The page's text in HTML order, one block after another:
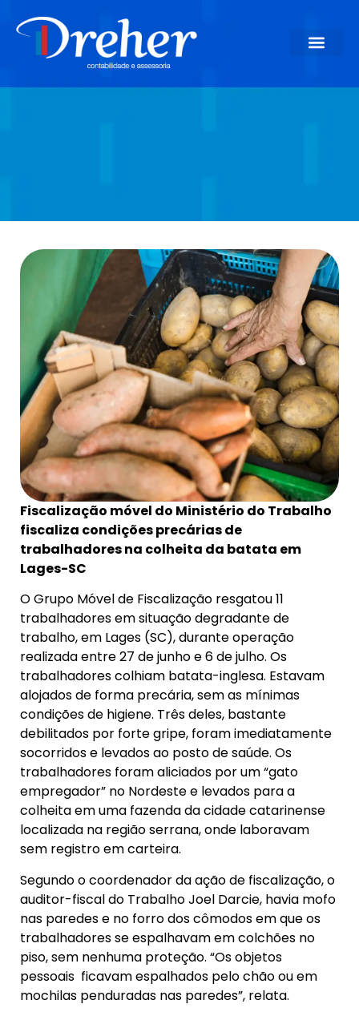
Fiscalização móvel do Ministério do Trabalho
fiscaliza condições precárias de
trabalhadores na colheita da batata em
Lages-SC
O Grupo Móvel de Fiscalização resgatou 11
trabalhadores em situação degradante de
trabalho, em Lages (SC), durante operação
realizada entre 27 de junho e 6 de julho. Os
trabalhadores colhiam batata-inglesa. Estavam
alojados de forma precária, sem as mínimas
condições de higiene. Três deles, bastante
debilitados por forte gripe, foram imediatamente
socorridos e levados ao posto de saúde. Os
trabalhadores foram aliciados por um “gato
empregador” no Nordeste e levados para a
colheita em uma fazenda da cidade catarinense
localizada na região serrana, onde laboravam
sem registro em carteira.
Segundo o coordenador da ação de fiscalização, o
auditor-fiscal do Trabalho Joel Darcie, havia mofo
nas paredes e no forro dos cômodos em que os
trabalhadores se espalhavam em colchões no
piso, sem nenhuma proteção. “Os objetos
pessoais ficavam espalhados pelo chão ou em
mochilas penduradas nas paredes”, relata.